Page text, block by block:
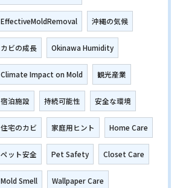
EffectiveMoldRemoval 沖縄の気候
カビの成長 Okinawa Humidity
Climate Impact on Mold 観光産業
宿泊施設 持続可能性 安全な環境
住宅のカビ 家庭用ヒント Home Care
ペット安全 Pet Safety Closet Care
Mold Smell Wallpaper Care